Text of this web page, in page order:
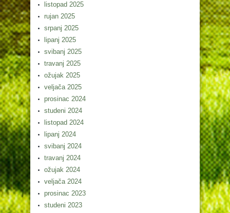
listopad 2025
rujan 2025
srpanj 2025
lipanj 2025
svibanj 2025
travanj 2025
ožujak 2025
veljača 2025
prosinac 2024
studeni 2024
listopad 2024
lipanj 2024
svibanj 2024
travanj 2024
ožujak 2024
veljača 2024
prosinac 2023
studeni 2023